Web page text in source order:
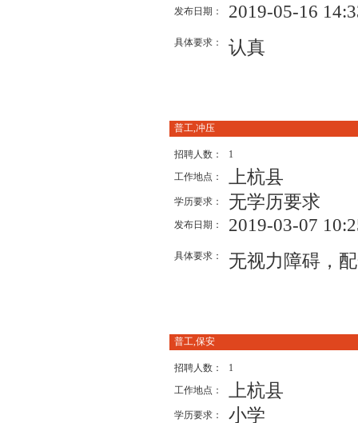
发布日期： 2019-05-16
具体要求： 认真
普工,冲压
招聘人数：
1
工作地点：
上杭县
学历要求： 无学历要求
发布日期： 2019-03-07
具体要求： 无视力障碍，
普工,保安
招聘人数：
1
工作地点：
上杭县
学历要求： 小学